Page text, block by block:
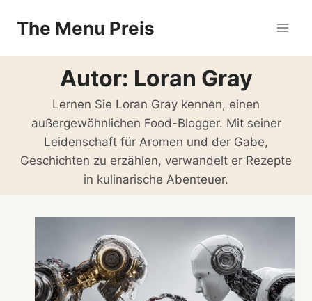
InhaltThe Menu Preis
Autor: Loran Gray
Lernen Sie Loran Gray kennen, einen
außergewöhnlichen Food-Blogger. Mit seiner
Leidenschaft für Aromen und der Gabe,
Geschichten zu erzählen, verwandelt er Rezepte
in kulinarische Abenteuer.